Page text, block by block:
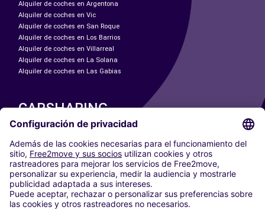
Alquiler de coches en Argentona
Alquiler de coches en Vic
Alquiler de coches en San Roque
Alquiler de coches en Los Barrios
Alquiler de coches en Villarreal
Alquiler de coches en La Solana
Alquiler de coches en Las Gabias
CARSHARING
NUESTRAS CIUDADES
Paris
Madrid
Washington DC
Milán
Roma
Turín